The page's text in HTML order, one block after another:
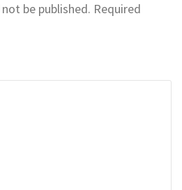
be published. Required